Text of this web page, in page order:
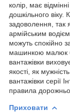
колір, має
дошкільного
задоволення, так
армійським
можуть спокійно
машинкою малюк
вантажівки
якості, як
вантажівки серії
правила
Приховати